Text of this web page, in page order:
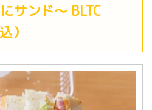
サンド～ BLTC
）